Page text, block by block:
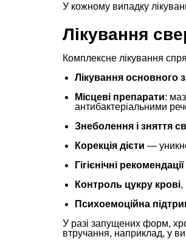
У кожному випадку
Лікування
Комплексне лікування
Лікування основного
Місцеві препарати:
антибактеріальними
Знеболення і зняття
Корекція дієти —
Гігієнічні рекомендації
Контроль цукру крові,
Психоемоційна
У разі запущених форм,
втручання, наприклад, у